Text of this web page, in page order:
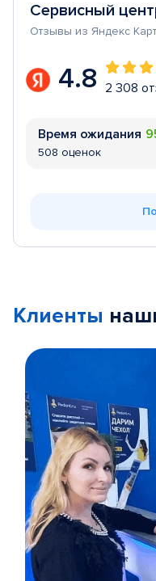
Сервисный
Отзывы из Яндекс Карт
4.8 2 308
Время ожидания
508 оценок
Клиенты